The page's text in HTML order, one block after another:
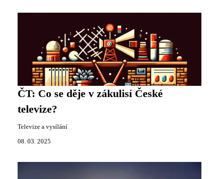
ČT: Co se děje v zákulisí České
televize?
Televize a vysílání
08. 03. 2025